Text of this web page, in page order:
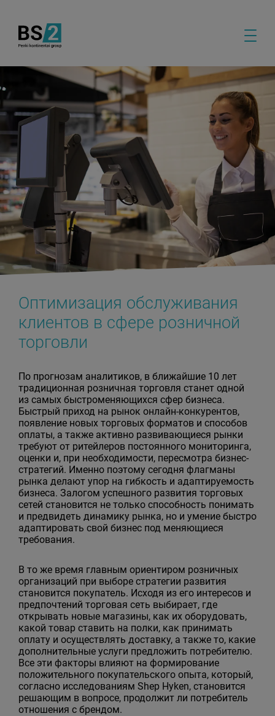
Оптимизация обслуживания
клиентов в сфере розничной
торговли
По прогнозам аналитиков, в ближайшие 10 лет
традиционная розничная торговля станет одной
из самых быстроменяющихся сфер бизнеса.
Быстрый приход на рынок онлайн-конкурентов,
появление новых торговых форматов и способов
оплаты, а также активно развивающиеся рынки
требуют от ритейлеров постоянного мониторинга,
оценки и, при необходимости, пересмотра бизнес-
стратегий. Именно поэтому сегодня флагманы
рынка делают упор на гибкость и адаптируемость
бизнеса. Залогом успешного развития торговых
сетей становится не только способность понимать
и предвидеть динамику рынка, но и умение быстро
адаптировать свой бизнес под меняющиеся
требования.
В то же время главным ориентиром розничных
организаций при выборе стратегии развития
становится покупатель. Исходя из его интересов и
предпочтений торговая сеть выбирает, где
открывать новые магазины, как их оборудовать,
какой товар ставить на полки, как принимать
оплату и осуществлять доставку, а также то, какие
дополнительные услуги предложить потребителю.
Все эти факторы влияют на формирование
положительного покупательского опыта, который,
согласно исследованиям Shep Hyken, становится
решающим в вопросе, продолжит ли потребитель
отношения с брендом.